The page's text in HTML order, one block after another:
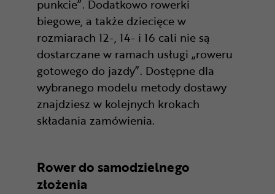
punkcie”. Dodatkowo rowerki
biegowe, a także dziecięce w
rozmiarach 12-, 14- i 16 cali nie są
dostarczane w ramach usługi „roweru
gotowego do jazdy”. Dostępne dla
wybranego modelu metody dostawy
znajdziesz w kolejnych krokach
składania zamówienia.
Rower do samodzielnego
złożenia